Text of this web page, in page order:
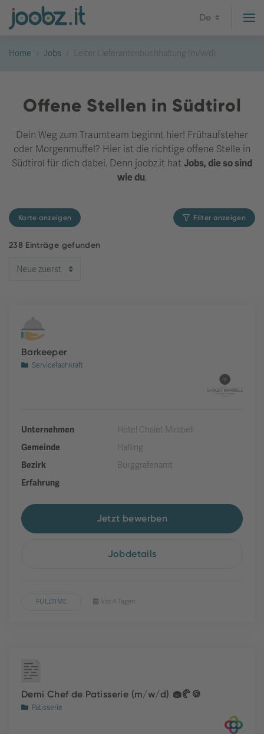
De
Home Jobs Leiter Lieferantenbuchhaltung (m/w/d)
Offene Stellen in Südtirol
Dein Weg zum Traumteam beginnt hier! Frühaufsteher
oder Morgenmuffel? Hier ist die richtige offene Stelle in
Südtirol für dich dabei. Denn joobz.it hat Jobs, die so sind
wie du.
Karte anzeigen Filter anzeigen
238 Einträge gefunden
Barkeeper
Servicefachkraft
Unternehmen
Hotel Chalet Mirabell
Gemeinde
Hafling
Bezirk
Burggrafenamt
Erfahrung
Jetzt bewerben
Jobdetails
FULLTIME Vor 4 Tagen
Demi Chef de Patisserie (m/w/d) 🧁🥐🍪
Patisserie